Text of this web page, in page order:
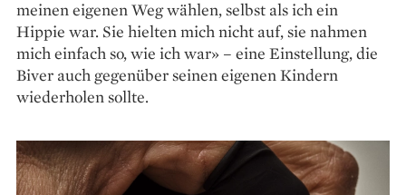
meinen eigenen Weg wählen, selbst als ich ein
Hippie war. Sie hielten mich nicht auf, sie nahmen
mich einfach so, wie ich war» – eine Einstellung, die
Biver auch gegenüber seinen eigenen Kindern
wiederholen sollte.